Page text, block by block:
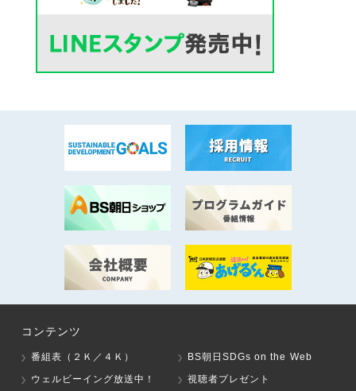
コンテンツ
番組表（２Ｋ／４Ｋ）
BS朝日SDGs on the Web
ウェルビーイング放送中！
視聴者プレゼント